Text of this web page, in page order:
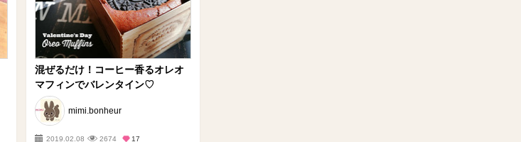
混ぜるだけ！コーヒー香るオレオ
マフィンでバレンタイン♡
mimi.bonheur
2019.02.08 2674 17